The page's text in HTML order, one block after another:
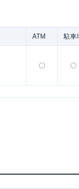
ATM 駐車
〇 〇